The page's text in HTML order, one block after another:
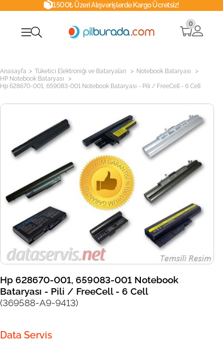
1500₺ Üzeri Alışverişlerde Kargo Ücretsiz!
0
Anasayfa > Tüketici Elektroniği ve Bataryaları > Notebook Bataryası >
HP Notebook Bataryası >
Hp 628670-001, 659083-001 Notebook Bataryası - Pili / FreeCell - 6 Cell
Hp 628670-001, 659083-001 Notebook
Bataryası - Pili / FreeCell - 6 Cell
(369588-A9-9413)
Data Servis